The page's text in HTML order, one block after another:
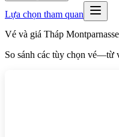
Lựa chọn tham quan
Vé và giá Tháp Montparnasse
So sánh các tùy chọn vé—từ